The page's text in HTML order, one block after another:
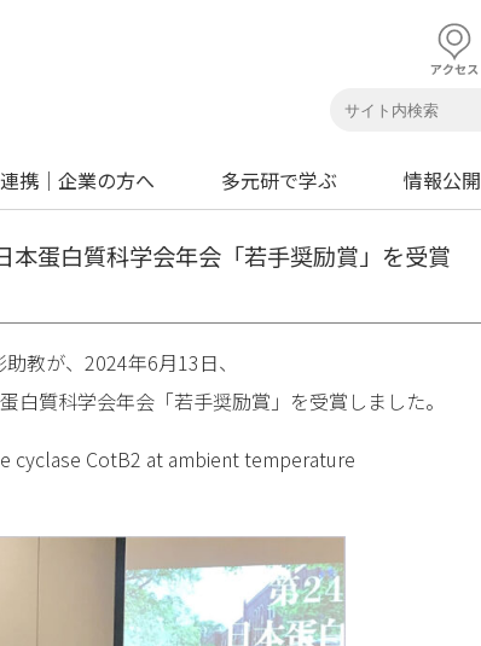
携｜企業の方へ 多元研で学ぶ 情報公開
蛋白質科学会年会「若手奨励賞」を受賞
教が、2024年6月13日、
白質科学会年会「若手奨励賞」を受賞しました。
cyclase CotB2 at ambient temperature